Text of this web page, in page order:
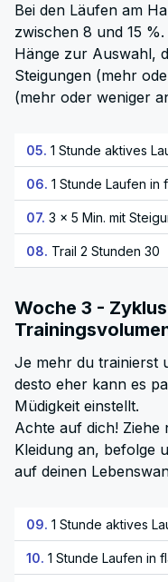
Bei den Läufen am
zwischen 8 und 15
Hänge zur Auswahl,
Steigungen (mehr
(mehr oder weniger
05. 1 Stunde aktives
06. 1 Stunde Laufen in
07. 3 × 5 Min. mit
08. Trail 2 Stunden 30
Woche 3 -
Je mehr du trainierst
desto eher kann es
Müdigkeit einstellt.
Achte auf dich! Ziehe
Kleidung an, befolge
auf deinen
09. 1 Stunde aktives
10. 1 Stunde Laufen in